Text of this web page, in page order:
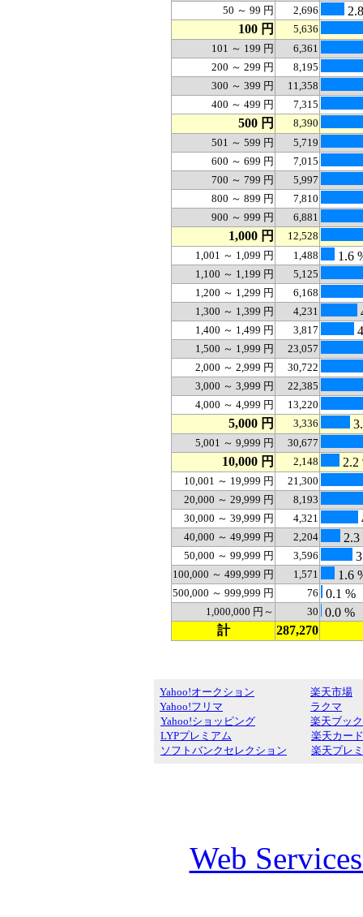
50 ～ 99 円 2,696
100 円
5,636
101 ～ 199 円
6,361
200 ～ 299 円
8,195
300 ～ 399 円
11,358
400 ～ 499 円
7,315
500 円
8,390
501 ～ 599 円
5,719
600 ～ 699 円
7,015
700 ～ 799 円
5,997
800 ～ 899 円
7,810
900 ～ 999 円
6,881
1,000 円
12,528
1,001 ～ 1,099 円
1,488 1.6
1,100 ～ 1,199 円
5,125
1,200 ～ 1,299 円
6,168
1,300 ～ 1,399 円
4,231
1,400 ～ 1,499 円 3,817
1,500 ～ 1,999 円
23,057
2,000 ～ 2,999 円
30,722
3,000 ～ 3,999 円
22,385
4,000 ～ 4,999 円
13,220
5,000 円 3,336
5,001 ～ 9,999 円 30,677
10,000 円 2,148 2.2
10,001 ～ 19,999 円
21,300
20,000 ～ 29,999 円
8,193
30,000 ～ 39,999 円
4,321
40,000 ～ 49,999 円 2,204 2.3
50,000 ～ 99,999 円 3,596
100,000 ～ 499,999 円 1,571 1.6
500,000 ～ 999,999 円 76 0.1 %
1,000,000 円～ 30 0.0 %
計
287,270
Yahoo!オークション
Yahoo!フリマ
Yahoo!ショッピング
LYPプレミアム
ソフトバンクセレクション
楽天市場
ラクマ
楽天ブッ
楽天カード
楽天プレ
Web